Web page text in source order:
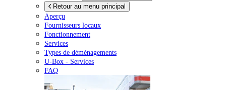
Retour au menu principal
Aperçu
Fournisseurs locaux
Fonctionnement
Services
Types de déménagements
U-Box - Services
FAQ